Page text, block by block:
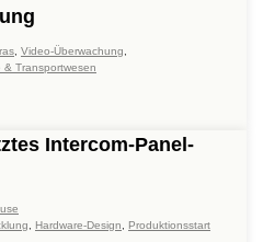
Video-Überwachung
& Transportwesen
Intercom-Panel-
Hardware-Design Produktionsstart